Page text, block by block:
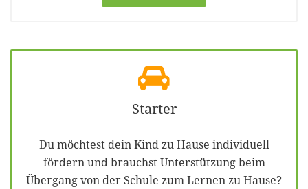
Starter
Du möchtest dein Kind zu Hause individuell
fördern und brauchst Unterstützung beim
Übergang von der Schule zum Lernen zu Hause?